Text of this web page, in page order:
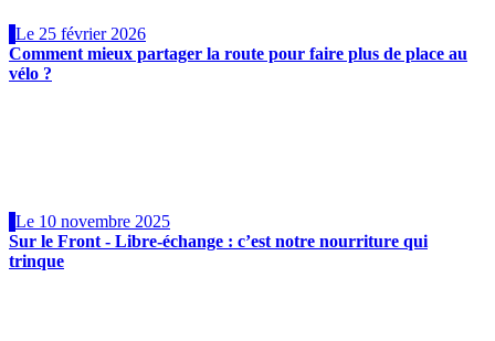
Le 25 février 2026
Comment mieux partager la route pour faire plus de place au
vélo ?
Le 10 novembre 2025
Sur le Front - Libre-échange : c’est notre nourriture qui
trinque